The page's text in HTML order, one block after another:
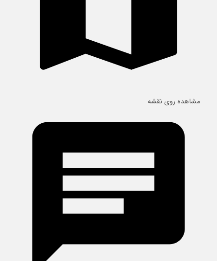
مشاهده روی نقشه